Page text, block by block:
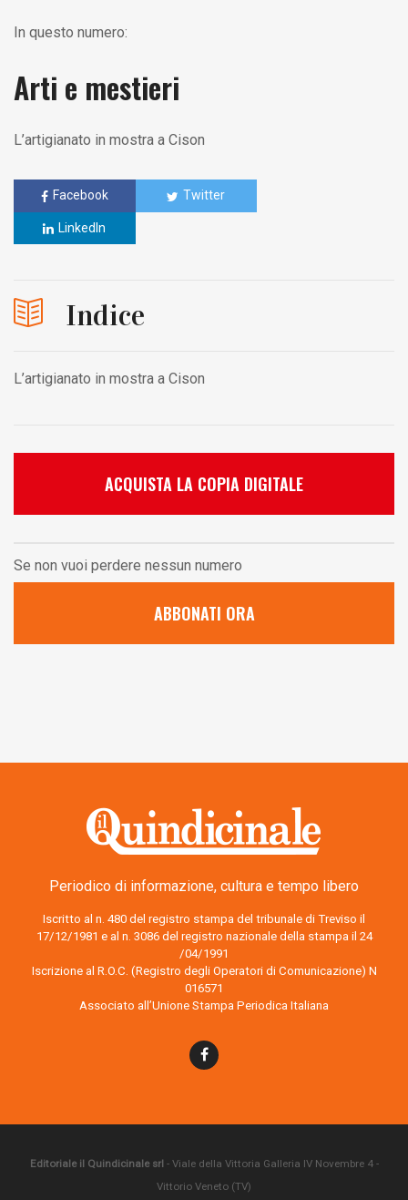
In questo numero:
Arti e mestieri
L’artigianato in mostra a Cison
Facebook Twitter
LinkedIn
Indice
L’artigianato in mostra a Cison
ACQUISTA LA COPIA DIGITALE
Se non vuoi perdere nessun numero
ABBONATI ORA
Periodico di informazione, cultura e tempo libero
Iscritto al n. 480 del registro stampa del tribunale di Treviso il
17/12/1981 e al n. 3086 del registro nazionale della stampa il 24
/04/1991
Iscrizione al R.O.C. (Registro degli Operatori di Comunicazione) N
016571
Associato all’Unione Stampa Periodica Italiana
Editoriale il Quindicinale srl- Viale della Vittoria Galleria IV Novembre 4 -
Vittorio Veneto (TV)